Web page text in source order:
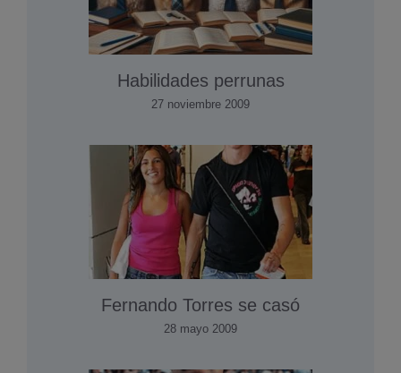
Habilidades perrunas
27 noviembre 2009
Fernando Torres se casó
28 mayo 2009